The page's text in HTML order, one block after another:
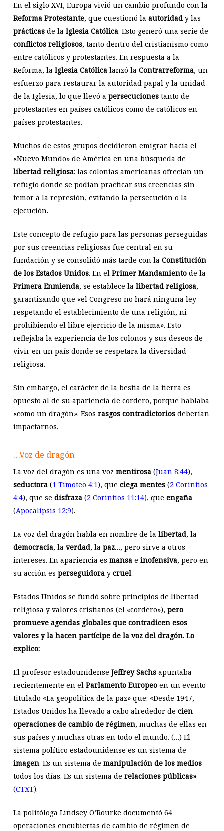
En el siglo XVI, Europa vivió un cambio profundo con la
Reforma Protestante, que cuestionó la autoridady las
prácticasde la Iglesia Católica. Esto generó una serie de
conflictos religiosos, tanto dentro del cristianismo como
entre católicos y protestantes. En respuesta a la
Reforma, la Iglesia Católicalanzó la Contrarreforma, un
esfuerzo para restaurar la autoridad papal y la unidad
de la Iglesia, lo que llevó a persecucionestanto de
protestantes en países católicos como de católicos en
países protestantes.
Muchos de estos grupos decidieron emigrar hacia el
«Nuevo Mundo» de América en una búsqueda de
libertad religiosa: las colonias americanas ofrecían un
refugio donde se podían practicar sus creencias sin
temor a la represión, evitando la persecución o la
ejecución.
Este concepto de refugio para las personas perseguidas
por sus creencias religiosas fue central en su
fundación y se consolidó más tarde con la Constitución
de los Estados Unidos. En el Primer Mandamientode la
Primera Enmienda, se establece la libertad religiosa,
garantizando que «el Congreso no hará ninguna ley
respetando el establecimiento de una religión, ni
prohibiendo el libre ejercicio de la misma». Esto
reflejaba la experiencia de los colonos y sus deseos de
vivir en un país donde se respetara la diversidad
religiosa.
Sin embargo, el carácter de la bestia de la tierra es
opuesto al de su apariencia de cordero, porque hablaba
«como un dragón». Esos rasgos contradictoriosdeberían
impactarnos.
…Voz de dragón
La voz del dragón es una voz mentirosa(Juan 8:44),
seductora(1 Timoteo 4:1), que ciega mentes(2 Corintios
4:4), que se disfraza(2 Corintios 11:14), que engaña
(Apocalipsis 12:9).
La voz del dragón habla en nombre de la libertad, la
democracia, la verdad, la paz…, pero sirve a otros
intereses. En apariencia es mansae inofensiva, pero en
su acción es perseguidoray cruel.
Estados Unidos se fundó sobre principios de libertad
religiosa y valores cristianos (el «cordero»), pero
promueve agendas globales que contradicen esos
valores y la hacen partícipe de la voz del dragón. Lo
explico:
El profesor estadounidense Jeffrey Sachsapuntaba
recientemente en el Parlamento Europeoen un evento
titulado «La geopolítica de la paz» que: «Desde 1947,
Estados Unidos ha llevado a cabo alrededor de cien
operaciones de cambio de régimen, muchas de ellas en
sus países y muchas otras en todo el mundo. (…) El
sistema político estadounidense es un sistema de
imagen. Es un sistema de manipulación de los medios
todos los días. Es un sistema de relaciones públicas»
(CTXT).
La politóloga Lindsey O’Rourke documentó 64
operaciones encubiertas de cambio de régimen de